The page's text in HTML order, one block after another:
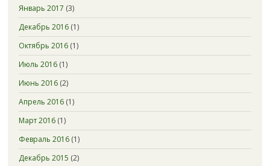
Январь 2017 (3)
Декабрь 2016(1)
Октябрь 2016(1)
Июль 2016(1)
Июнь 2016(2)
Апрель 2016(1)
Март 2016(1)
Февраль 2016(1)
Декабрь 2015 (2)